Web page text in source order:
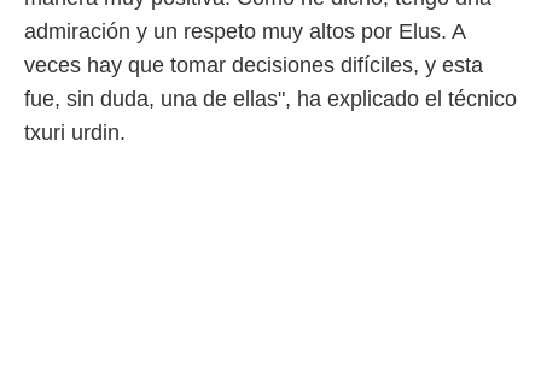
u
momento
en
en
admiración y un respeto muy altos por Elus. A
veces hay que tomar decisiones difíciles, y esta
fue, sin duda, una de ellas", ha explicado el técnico
txuri urdin.